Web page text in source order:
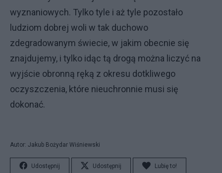
wyznaniowych. Tylko tyle i aż tyle pozostało
ludziom dobrej woli w tak duchowo
zdegradowanym świecie, w jakim obecnie się
znajdujemy, i tylko idąc tą drogą można liczyć na
wyjście obronną ręką z okresu dotkliwego
oczyszczenia, które nieuchronnie musi się
dokonać.
Autor: Jakub Bożydar Wiśniewski
Udostępnij Udostępnij Lubię to!